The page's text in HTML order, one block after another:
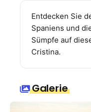
Entdecken Sie
Spaniens und
Sümpfe auf
Cristina.
Galerie